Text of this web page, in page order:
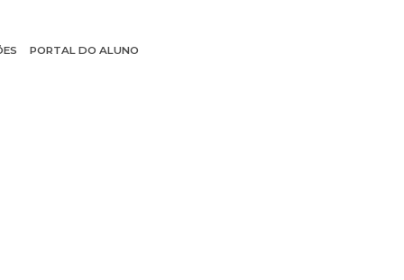
PORTAL DO ALUNO